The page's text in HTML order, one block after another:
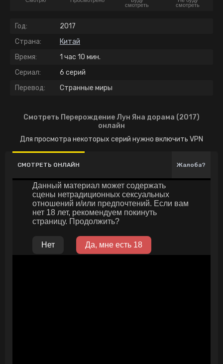
смотреть
смотреть
Год:
2017
Страна:
Китай
Время:
1 час 10 мин.
Сериал:
6 серий
Перевод:
Странные миры
Смотреть Перерождение Лун Яна дорама (2017)
онлайн
Для просмотра некоторых серий нужно включить VPN
СМОТРЕТЬ ОНЛАЙН Жалоба?